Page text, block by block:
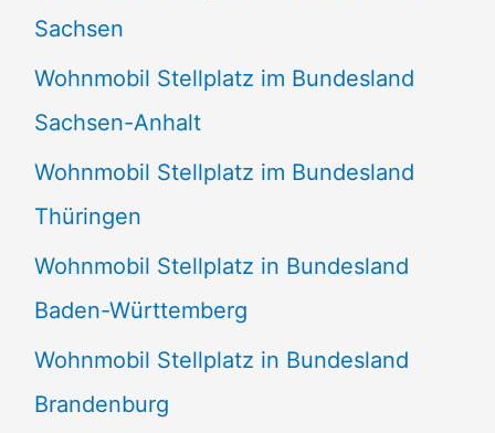
Sachsen
Wohnmobil Stellplatz im Bundesland
Sachsen-Anhalt
Wohnmobil Stellplatz im Bundesland
Thüringen
Wohnmobil Stellplatz in Bundesland
Baden-Württemberg
Wohnmobil Stellplatz in Bundesland
Brandenburg